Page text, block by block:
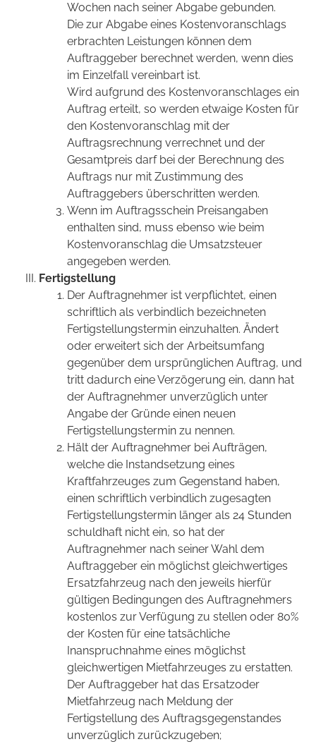
Wochen nach seiner Abgabe gebunden.
Die zur Abgabe eines Kostenvoranschlags
erbrachten Leistungen können dem
Auftraggeber berechnet werden, wenn dies
im Einzelfall vereinbart ist.
Wird aufgrund des Kostenvoranschlages ein
Auftrag erteilt, so werden etwaige Kosten für
den Kostenvoranschlag mit der
Auftragsrechnung verrechnet und der
Gesamtpreis darf bei der Berechnung des
Auftrags nur mit Zustimmung des
Auftraggebers überschritten werden.
Wenn im Auftragsschein Preisangaben
enthalten sind, muss ebenso wie beim
Kostenvoranschlag die Umsatzsteuer
angegeben werden.
Fertigstellung
Der Auftragnehmer ist verpflichtet, einen
schriftlich als verbindlich bezeichneten
Fertigstellungstermin einzuhalten. Ändert
oder erweitert sich der Arbeitsumfang
gegenüber dem ursprünglichen Auftrag, und
tritt dadurch eine Verzögerung ein, dann hat
der Auftragnehmer unverzüglich unter
Angabe der Gründe einen neuen
Fertigstellungstermin zu nennen.
Hält der Auftragnehmer bei Aufträgen,
welche die Instandsetzung eines
Kraftfahrzeuges zum Gegenstand haben,
einen schriftlich verbindlich zugesagten
Fertigstellungstermin länger als 24 Stunden
schuldhaft nicht ein, so hat der
Auftragnehmer nach seiner Wahl dem
Auftraggeber ein möglichst gleichwertiges
Ersatzfahrzeug nach den jeweils hierfür
gültigen Bedingungen des Auftragnehmers
kostenlos zur Verfügung zu stellen oder 80%
der Kosten für eine tatsächliche
Inanspruchnahme eines möglichst
gleichwertigen Mietfahrzeuges zu erstatten.
Der Auftraggeber hat das Ersatzoder
Mietfahrzeug nach Meldung der
Fertigstellung des Auftragsgegenstandes
unverzüglich zurückzugeben;